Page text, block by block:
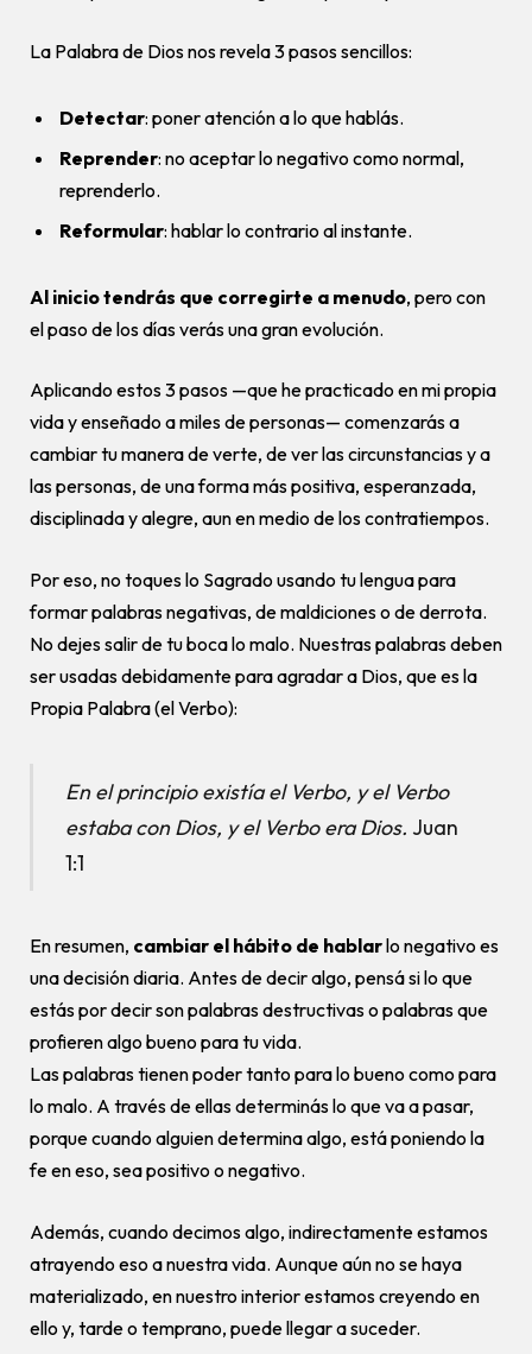
La Palabra de Dios nos revela 3 pasos sencillos:
Detectar: poner atención a lo que hablás.
Reprender: no aceptar lo negativo como normal,
reprenderlo.
Reformular: hablar lo contrario al instante.
Al inicio tendrás que corregirte a menudo, pero con
el paso de los días verás una gran evolución.
Aplicando estos 3 pasos —que he practicado en mi propia
vida y enseñado a miles de personas— comenzarás a
cambiar tu manera de verte, de ver las circunstancias y a
las personas, de una forma más positiva, esperanzada,
disciplinada y alegre, aun en medio de los contratiempos.
Por eso, no toques lo Sagrado usando tu lengua para
formar palabras negativas, de maldiciones o de derrota.
No dejes salir de tu boca lo malo. Nuestras palabras deben
ser usadas debidamente para agradar a Dios, que es la
Propia Palabra (el Verbo):
En el principio existía el Verbo, y el Verbo
estaba con Dios, y el Verbo era Dios. Juan
1:1
En resumen, cambiar el hábito de hablarlo negativo es
una decisión diaria. Antes de decir algo, pensá si lo que
estás por decir son palabras destructivas o palabras que
profieren algo bueno para tu vida.
Las palabras tienen poder tanto para lo bueno como para
lo malo. A través de ellas determinás lo que va a pasar,
porque cuando alguien determina algo, está poniendo la
fe en eso, sea positivo o negativo.
Además, cuando decimos algo, indirectamente estamos
atrayendo eso a nuestra vida. Aunque aún no se haya
materializado, en nuestro interior estamos creyendo en
ello y, tarde o temprano, puede llegar a suceder.